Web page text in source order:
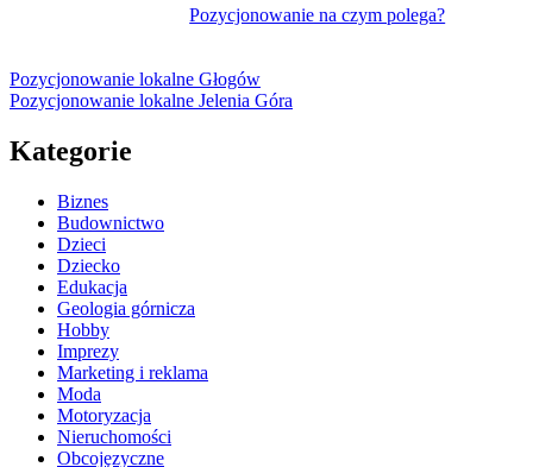
Pozycjonowanie na czym polega?
Pozycjonowanie lokalne Głogów
Pozycjonowanie lokalne Jelenia Góra
Kategorie
Biznes
Budownictwo
Dzieci
Dziecko
Edukacja
Geologia górnicza
Hobby
Imprezy
Marketing i reklama
Moda
Motoryzacja
Nieruchomości
Obcojęzyczne